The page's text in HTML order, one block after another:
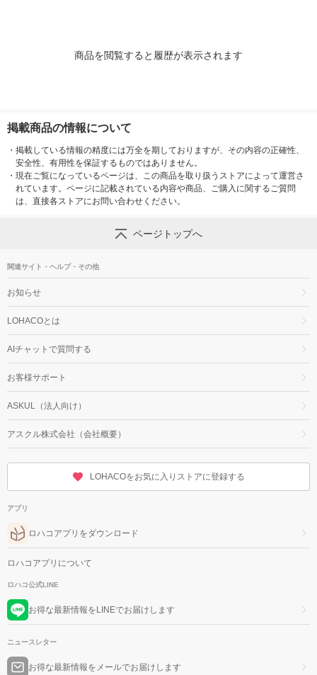
商品を閲覧すると履歴が表示されます
掲載商品の情報について
・ 掲載している情報の精度には万全を期しておりますが、その内容の正確性、
安全性、有用性を保証するものではありません。
・ 現在ご覧になっているページは、この商品を取り扱うストアによって運営さ
れています。ページに記載されている内容や商品、ご購入に関するご質問
は、直接各ストアにお問い合わせください。
ページトップへ
関連サイト・ヘルプ・その他
お知らせ
LOHACOとは
AIチャットで質問する
お客様サポート
ASKUL（法人向け）
アスクル株式会社（会社概要）
LOHACOをお気に入りストアに登録する
アプリ
ロハコアプリをダウンロード
ロハコアプリについて
ロハコ公式LINE
お得な最新情報をLINEでお届けします
ニュースレター
お得な最新情報をメールでお届けします